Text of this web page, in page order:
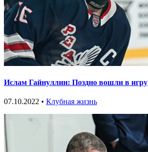
Ислам Гайнуллин: Поздно вошли в игру
07.10.2022 • Клубная жизнь